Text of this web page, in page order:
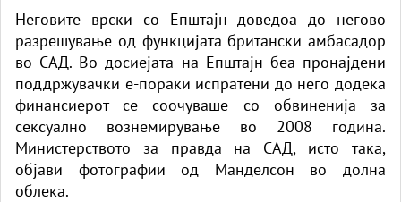
Неговите врски со Епштајн доведоа до негово
разрешување од функцијата британски амбасадор
во САД. Во досиејата на Епштајн беа пронајдени
поддржувачки е-пораки испратени до него додека
финансиерот се соочуваше со обвиненија за
сексуално вознемирување во 2008 година.
Министерството за правда на САД, исто така,
објави фотографии од Манделсон во долна
облека.